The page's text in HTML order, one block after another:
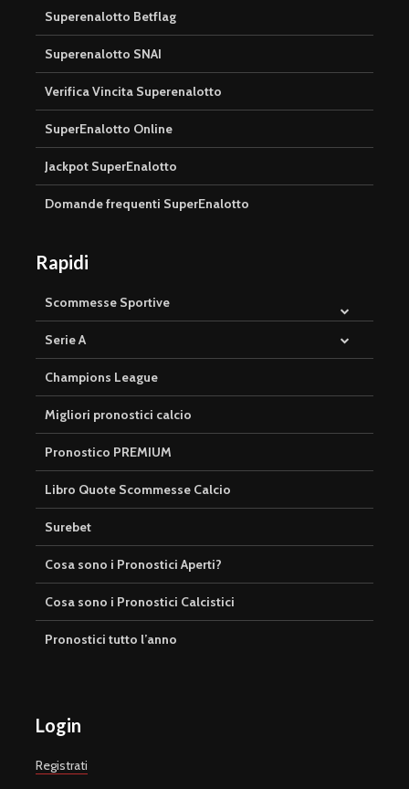
Superenalotto Betflag
Superenalotto SNAI
Verifica Vincita Superenalotto
SuperEnalotto Online
Jackpot SuperEnalotto
Domande frequenti SuperEnalotto
Rapidi
Scommesse Sportive
Serie A
Champions League
Migliori pronostici calcio
Pronostico PREMIUM
Libro Quote Scommesse Calcio
Surebet
Cosa sono i Pronostici Aperti?
Cosa sono i Pronostici Calcistici
Pronostici tutto l’anno
Login
Registrati